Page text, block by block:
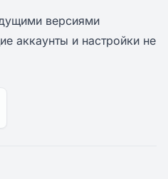
версиями
аккаунты и настройки не